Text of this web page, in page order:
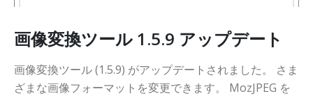
画像変換ツール 1.5.9 アップデート
画像変換ツール (1.5.9) がアップデートされました。 さま
ざまな画像フォーマットを変更できます。 MozJPEG を